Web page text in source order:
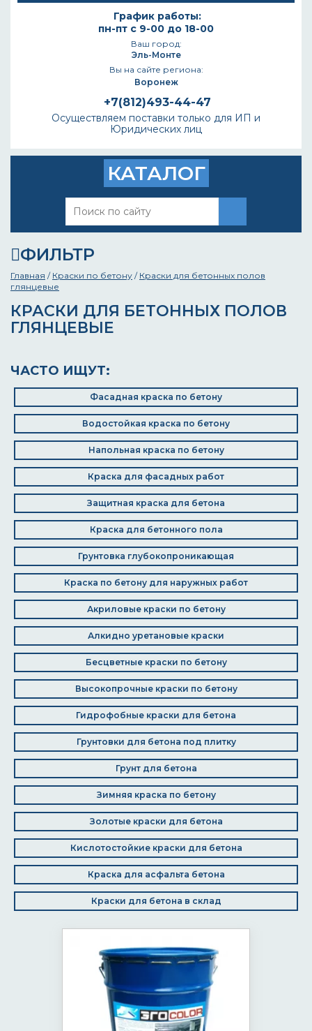
График работы:
пн-пт с 9-00 до 18-00
Ваш город:
Эль-Монте
Вы на сайте региона:
Воронеж
+7(812)493-44-47
Осуществляем поставки только для ИП и
Юридических лиц
КАТАЛОГ
ФИЛЬТР
Главная / Краски по бетону / Краски для бетонных полов
глянцевые
КРАСКИ ДЛЯ БЕТОННЫХ ПОЛОВ
ГЛЯНЦЕВЫЕ
ЧАСТО ИЩУТ:
Фасадная краска по бетону
Водостойкая краска по бетону
Напольная краска по бетону
Краска для фасадных работ
Защитная краска для бетона
Краска для бетонного пола
Грунтовка глубокопроникающая
Краска по бетону для наружных работ
Акриловые краски по бетону
Алкидно уретановые краски
Бесцветные краски по бетону
Высокопрочные краски по бетону
Гидрофобные краски для бетона
Грунтовки для бетона под плитку
Грунт для бетона
Зимняя краска по бетону
Золотые краски для бетона
Кислотостойкие краски для бетона
Краска для асфальта бетона
Краски для бетона в склад